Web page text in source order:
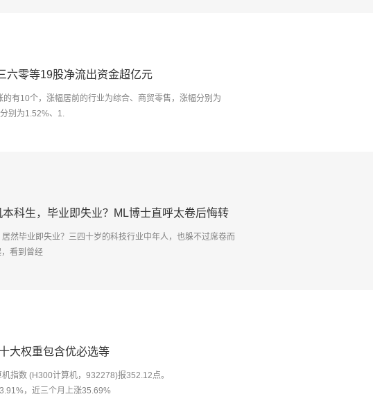
六零等19股净流出资金超亿元
有10个，涨幅居前的行业为综合、商贸零售，涨幅分别为
别为1.52%、1.
科生，毕业即失业？ML博士直呼太卷后悔转
然毕业即失业？三四十岁的科技行业中年人，也躲不过席卷而
看到曾经
大权重包含优必选等
指数 (H300计算机，932278)报352.12点。
，近三个月上涨35.69%